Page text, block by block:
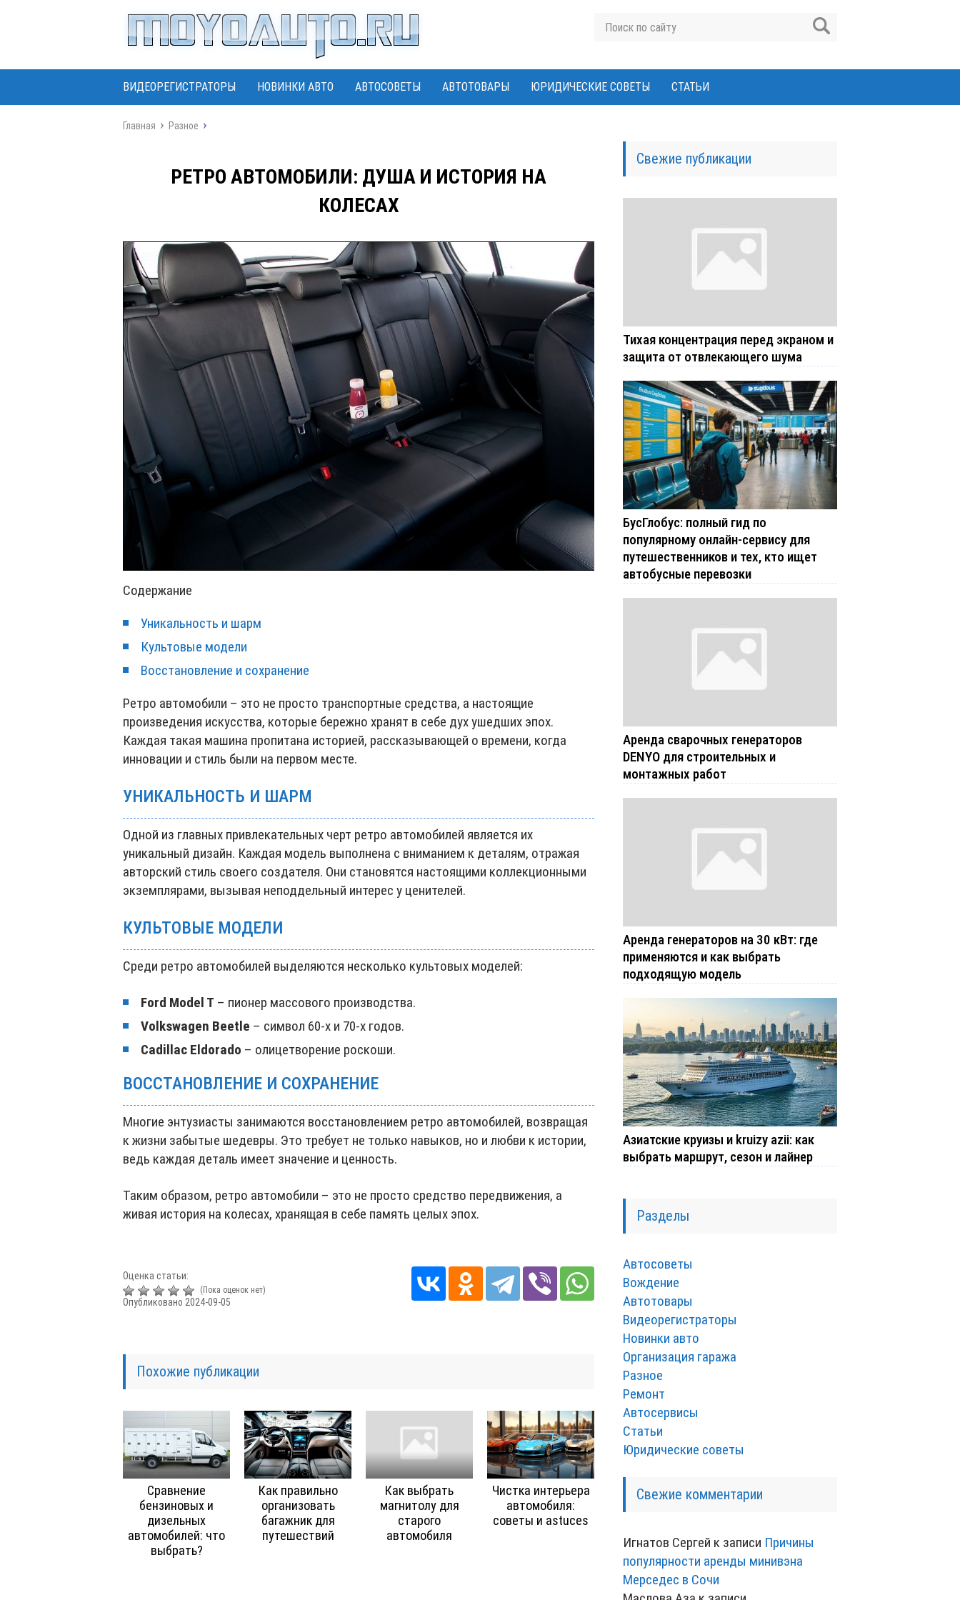
ВИДЕОРЕГИСТРАТОРЫ НОВИНКИ АВТО АВТОСОВЕТЫ АВТОТОВАРЫ ЮРИДИЧЕСКИЕ СОВЕТЫ СТАТЬИ
Главная Разное
РЕТРО АВТОМОБИЛИ: ДУША И ИСТОРИЯ НА
КОЛЕСАХ
Содержание
Уникальность и шарм
Культовые модели
Восстановление и сохранение
Ретро автомобили – это не просто транспортные средства, а настоящие
произведения искусства, которые бережно хранят в себе дух ушедших эпох.
Каждая такая машина пропитана историей, рассказывающей о времени, когда
инновации и стиль были на первом месте.
УНИКАЛЬНОСТЬ И ШАРМ
Одной из главных привлекательных черт ретро автомобилей является их
уникальный дизайн. Каждая модель выполнена с вниманием к деталям, отражая
авторский стиль своего создателя. Они становятся настоящими коллекционными
экземплярами, вызывая неподдельный интерес у ценителей.
КУЛЬТОВЫЕ МОДЕЛИ
Среди ретро автомобилей выделяются несколько культовых моделей:
Ford Model T – пионер массового производства.
Volkswagen Beetle – символ 60-х и 70-х годов.
Cadillac Eldorado – олицетворение роскоши.
ВОССТАНОВЛЕНИЕ И СОХРАНЕНИЕ
Многие энтузиасты занимаются восстановлением ретро автомобилей, возвращая
к жизни забытые шедевры. Это требует не только навыков, но и любви к истории,
ведь каждая деталь имеет значение и ценность.
Таким образом, ретро автомобили – это не просто средство передвижения, а
живая история на колесах, хранящая в себе память целых эпох.
Оценка статьи:
(Пока оценок нет)
Опубликовано 2024-09-05
Похожие публикации
Сравнение
бензиновых и
дизельных
автомобилей: что
выбрать?
Как правильно
организовать
багажник для
путешествий
Как выбрать
магнитолу для
старого
автомобиля
Чистка интерьера
автомобиля:
советы и astuces
Свежие публикации
Тихая концентрация перед экраном и
защита от отвлекающего шума
БусГлобус: полный гид по
популярному онлайн-сервису для
путешественников и тех, кто ищет
автобусные перевозки
Аренда сварочных генераторов
DENYO для строительных и
монтажных работ
Аренда генераторов на 30 кВт: где
применяются и как выбрать
подходящую модель
Азиатские круизы и kruizy azii: как
выбрать маршрут, сезон и лайнер
Разделы
Автосоветы
Вождение
Автотовары
Видеорегистраторы
Новинки авто
Организация гаража
Разное
Ремонт
Автосервисы
Статьи
Юридические советы
Свежие комментарии
Игнатов Сергей к записи Причины
популярности аренды минивэна
Мерседес в Сочи